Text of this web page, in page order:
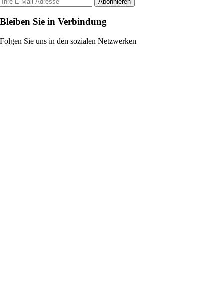
Bleiben Sie in Verbindung
Folgen Sie uns in den sozialen Netzwerken